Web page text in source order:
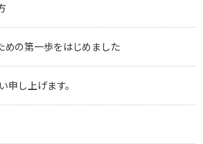
めの第一歩をはじめました
申し上げます。